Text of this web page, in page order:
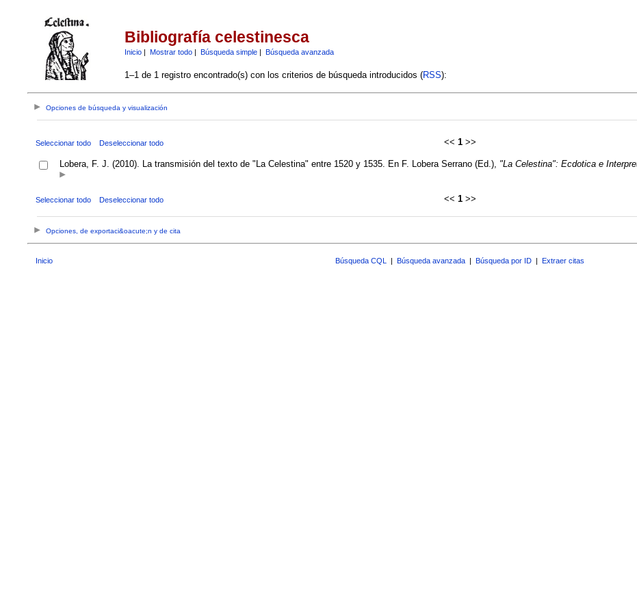
Bibliografía celestinesca
Inicio| Mostrar todo| Búsqueda simple| Búsqueda avanzada
1–1 de 1 registro encontrado(s) con los criterios de búsqueda introducidos (RSS):
Opciones de búsqueda y visualización
Seleccionar todo Deseleccionar todo << 1>>
Lobera, F. J. (2010). La transmisión del texto de "La Celestina" entre 1520 y 1535. En F. Lobera Serrano (Ed.), "La Celestina": Ecdotica e
Seleccionar todo Deseleccionar todo << 1>>
Opciones, de exportaci&oacute;n y de cita
Inicio Búsqueda CQL | Búsqueda avanzada | Búsqueda por ID | Extraer citas